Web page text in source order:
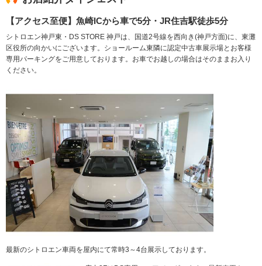
【アクセス至便】魚崎ICから車で5分・JR住吉駅徒歩5分
シトロエン神戸東・DS STORE 神戸は、国道2号線を西向き(神戸方面)に、東灘
区役所の向かいにございます。ショールーム東隣に認定中古車展示場とお客様
専用パーキングをご用意しております。お車でお越しの場合はそのままお入り
ください。
最新のシトロエン車両を屋内にて常時3～4台展示しております。